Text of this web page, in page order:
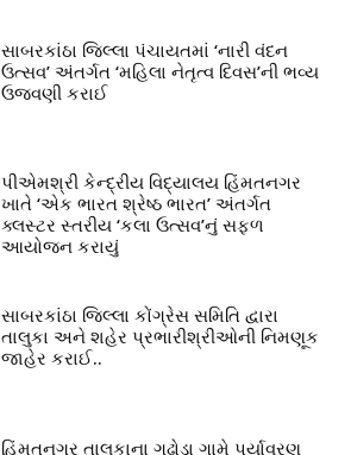
સાબરકાંઠા જિલ્લા પંચાયતમાં ‘નારી વંદન
ઉત્સવ’ અંતર્ગત ‘મહિલા નેતૃત્વ દિવસ’ની ભવ્ય
ઉજવણી કરાઈ
પીએમશ્રી કેન્દ્રીય વિદ્યાલય હિંમતનગર
ખાતે ‘એક ભારત શ્રેષ્ઠ ભારત’ અંતર્ગત
ક્લસ્ટર સ્તરીય ‘કલા ઉત્સવ’નું સફળ
આયોજન કરાયું
સાબરકાંઠા જિલ્લા કોંગ્રેસ સમિતિ દ્વારા
તાલુકા અને શહેર પ્રભારીશ્રીઓની નિમણૂક
જાહેર કરાઈ..
હિંમતનગર તાલુકાના ગઢોડા ગામે પર્યાવરણ